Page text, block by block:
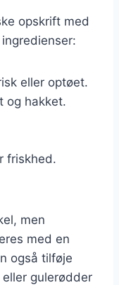
opskrift med
eller optøet.
og hakket.
friskhed.
men
med en
også tilføje
gulerødder